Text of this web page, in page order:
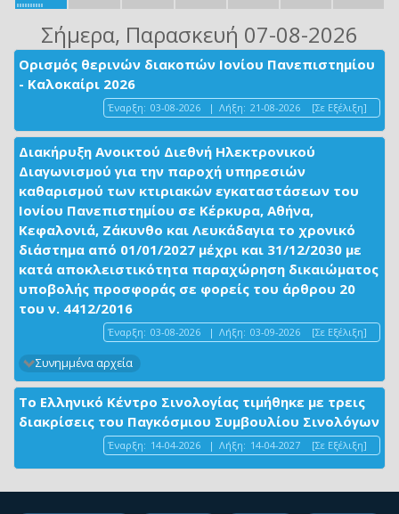
Σήμερα, Παρασκευή 07-08-2026
Ορισμός θερινών διακοπών Ιονίου Πανεπιστημίου
- Καλοκαίρι 2026
Έναρξη: 03-08-2026 | Λήξη: 21-08-2026 [Σε Εξέλιξη]
Διακήρυξη Ανοικτού Διεθνή Ηλεκτρονικού
Διαγωνισμού για την παροχή υπηρεσιών
καθαρισμού των κτιριακών εγκαταστάσεων του
Ιονίου Πανεπιστημίου σε Κέρκυρα, Αθήνα,
Κεφαλονιά, Ζάκυνθο και Λευκάδαγια το χρονικό
διάστημα από 01/01/2027 μέχρι και 31/12/2030 με
κατά αποκλειστικότητα παραχώρηση δικαιώματος
υποβολής προσφοράς σε φορείς του άρθρου 20
του ν. 4412/2016
Έναρξη: 03-08-2026 | Λήξη: 03-09-2026 [Σε Εξέλιξη]
Συνημμένα αρχεία
Το Ελληνικό Κέντρο Σινολογίας τιμήθηκε με τρεις
διακρίσεις του Παγκόσμιου Συμβουλίου Σινολόγων
Έναρξη: 14-04-2026 | Λήξη: 14-04-2027 [Σε Εξέλιξη]